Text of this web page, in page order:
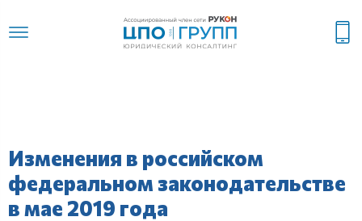
Изменения в российском
федеральном законодательстве
в мае 2019 года